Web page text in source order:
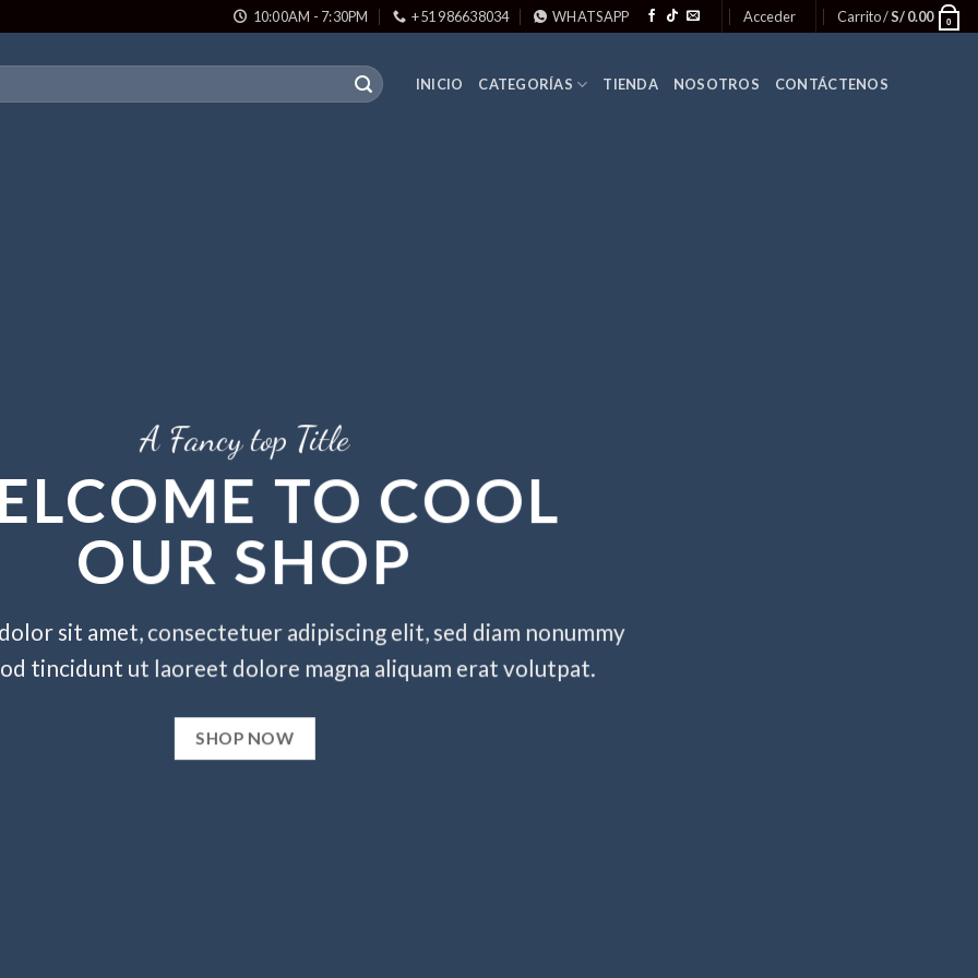
10:00AM - 7:30PM +51 986638034 WHATSAPP Acceder Carrito /S/0.00 0
INICIO CATEGORÍAS TIENDA NOSOTROS CONTÁCTENOS
A Fancy top Title
TO COOL
OUR SHOP
sit amet, consectetuer adipiscing elit, sed diam nonummy
tincidunt ut laoreet dolore magna aliquam erat volutpat.
SHOP NOW